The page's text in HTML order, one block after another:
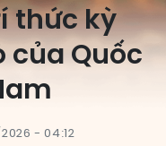
thức kỳ
của Quốc
- 04:12